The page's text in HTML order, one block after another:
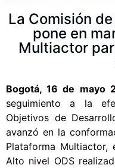
La Comisión
pone en
Multiactor
​Bogotá, 16 de mayo
seguimiento a la
Objetivos de
avanzó en la
Plataforma
Alto nivel ODS